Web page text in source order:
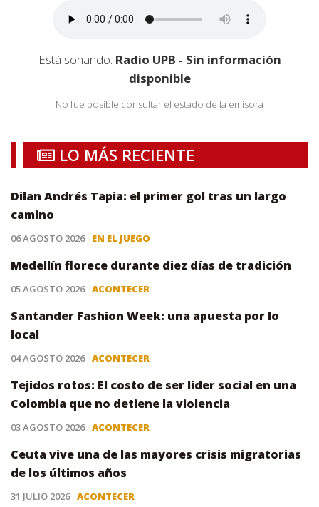
Está sonando: Radio UPB - Sin información
disponible
No fue posible consultar el estado de la emisora
LO MÁS RECIENTE
Dilan Andrés Tapia: el primer gol tras un largo
camino
06 AGOSTO 2026 EN EL JUEGO
Medellín florece durante diez días de tradición
05 AGOSTO 2026 ACONTECER
Santander Fashion Week: una apuesta por lo
local
04 AGOSTO 2026 ACONTECER
Tejidos rotos: El costo de ser líder social en una
Colombia que no detiene la violencia
03 AGOSTO 2026 ACONTECER
Ceuta vive una de las mayores crisis migratorias
de los últimos años
31 JULIO 2026 ACONTECER